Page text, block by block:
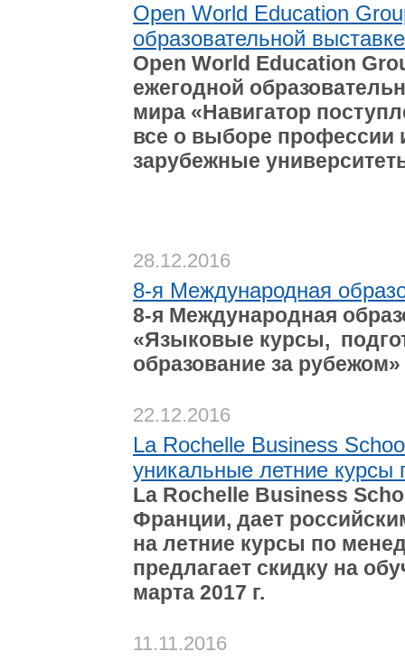
Open World Education
образовательной
Open World Education
ежегодной
мира «Навигатор
все о выборе профессии
зарубежные
28.12.2016
8-я Международная
8-я Международная
«Языковые курсы,
образование за
22.12.2016
La Rochelle Business
уникальные летние
La Rochelle Business
Франции, дает
на летние курсы по
предлагает скидку на
марта 2017 г.
11.11.2016